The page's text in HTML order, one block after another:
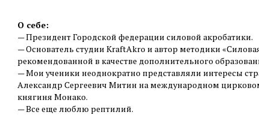
О себе:
— Президент Городской федерации силовой акробатики.
— Основатель студии KraftAkro и автор методики
рекомендованной в качестве дополнительного
— Мои ученики неоднократно представляли интересы
Александр Сергеевич Митин на международном
княгиня Монако.
— Все еще люблю рептилий.